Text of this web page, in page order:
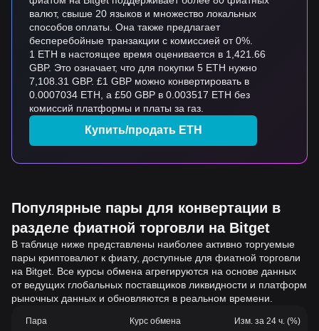
валют, свыше 20 языков и множество локальных
способов оплаты. Она также предлагает
бесперебойные транзакции с комиссией от 0%.
1 ETH в настоящее время оценивается в 1,421.66
GBP. Это означает, что для покупки 5 ETH нужно
7,108.31 GBP. £1 GBP можно конвертировать в
0.0007034 ETH, а £50 GBP в 0.003517 ETH без
комиссий платформы и платы за газ.
Купить/продать ETH
Популярные пары для конвертации в
разделе фиатной торговли на Bitget
В таблице ниже представлены наиболее активно торгуемые
пары криптовалют к фиату, доступные для фиатной торговли
на Bitget. Все курсы обмена агрегируются на основе данных
от ведущих глобальных поставщиков ликвидности и платформ
рыночных данных и обновляются в реальном времени.
Пара Курс обмена Изм. за 24 ч. (%)